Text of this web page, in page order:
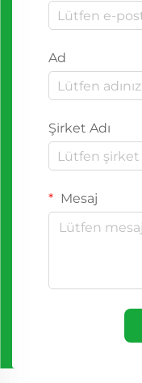
Ad
Şirket Adı
Mesaj